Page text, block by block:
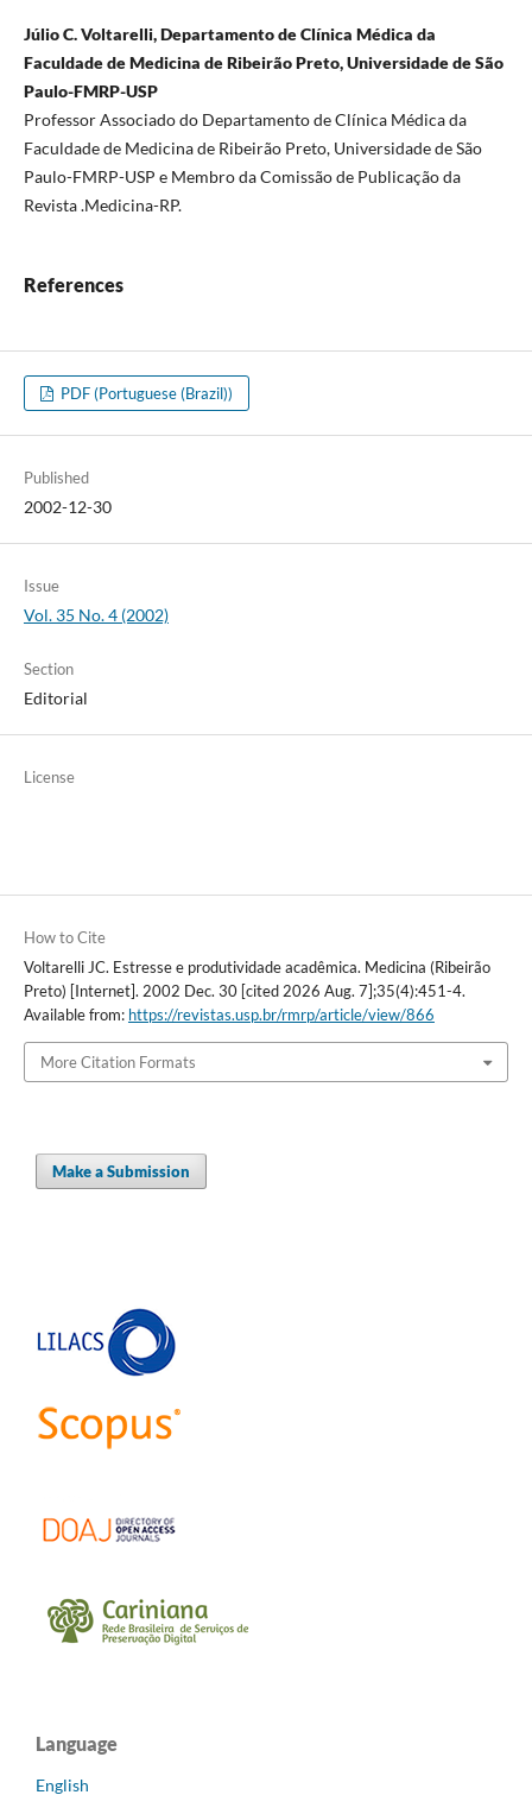
Júlio C. Voltarelli, Departamento de Clínica Médica da
Faculdade de Medicina de Ribeirão Preto, Universidade de São
Paulo-FMRP-USP
Professor Associado do Departamento de Clínica Médica da
Faculdade de Medicina de Ribeirão Preto, Universidade de São
Paulo-FMRP-USP e Membro da Comissão de Publicação da
Revista .Medicina-RP.
References
PDF (Portuguese (Brazil))
Published
2002-12-30
Issue
Vol. 35 No. 4 (2002)
Section
Editorial
License
How to Cite
Voltarelli JC. Estresse e produtividade acadêmica. Medicina (Ribeirão
Preto) [Internet]. 2002 Dec. 30 [cited 2026 Aug. 7];35(4):451-4.
Available from: https://revistas.usp.br/rmrp/article/view/866
More Citation Formats
Make a Submission
Language
English